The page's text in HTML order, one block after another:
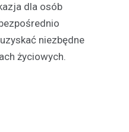
dla osób
niezbędne
życiowych.